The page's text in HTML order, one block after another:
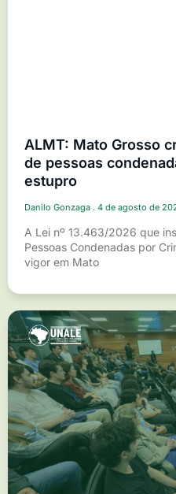
ALMT: Mato Grosso
de pessoas
estupro
Danilo Gonzaga 4 de agosto de
A Lei nº 13.463/2026 que
Pessoas Condenadas por
vigor em Mato